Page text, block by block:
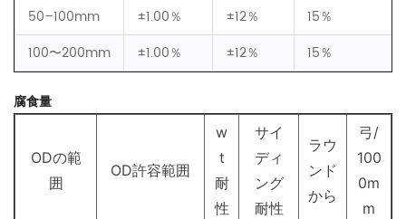
50–100mm ±1.00％ ±12％
15％
100〜200mm
±1.00％ ±12％ 15％
腐食量
ODの範
囲
OD許容範囲
w
t
耐
性
サイ
ディ
ング
耐性
ラウ
ンド
から
弓/
100
0m
m